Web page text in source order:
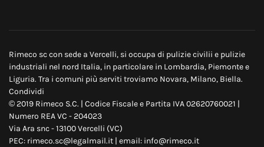
Rimeco sc con sede a Vercelli, si occupa di pulizie civilii e pulizie
industriali nel nord Italia, in particolare in Lombardia, Piemontee
Liguria. Tra i comuni più serviti troviamo Novara, Milano, Biella.
Condividi
© 2019 Rimeco S.C. | Codice Fiscale e Partita IVA 02620760021 |
Numero REA VC - 204023
Via Ara snc - 13100 Vercelli (VC)
PEC: rimeco.sc@legalmail.it | email: info@rimeco.it